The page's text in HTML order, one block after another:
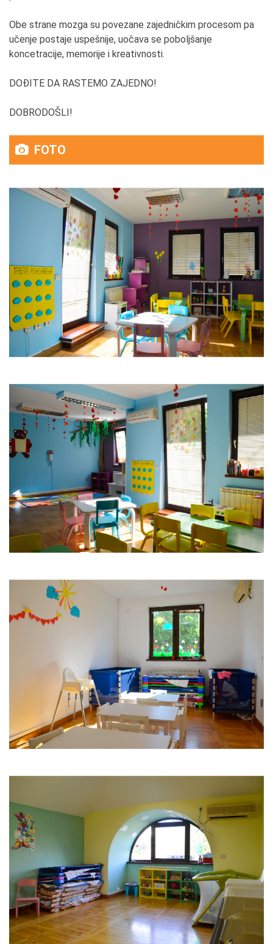
Obe strane mozga su povezane zajedničkim procesom pa
učenje postaje uspešnije, uočava se poboljšanje
koncetracije, memorije i kreativnosti.
DOĐITE DA RASTEMO ZAJEDNO!
DOBRODOŠLI!
FOTO